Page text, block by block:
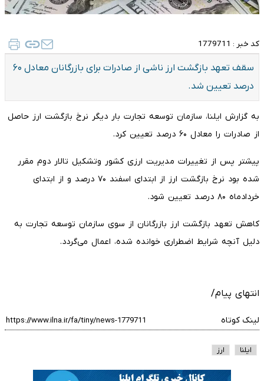
کد خبر : 1779711
سقف تعهد بازگشت ارز ناشی از صادرات برای بازرگانان معادل ۶۰
درصد تعیین شد.
به گزارش ایلنا، سازمان توسعه تجارت بار دیگر نرخ بازگشت ارز حاصل
از صادرات را معادل ۶۰ درصد تعیین کرد.
پیشتر پس از تغییرات مدیریت ارزی کشور وتشکیل تالار دوم مقرر
شده بود نرخ بازگشت ارز از ابتدای اسفند ۷۰ درصد و از ابتدای
خردادماه ۸۰ درصد تعیین شود.
کاهش تعهد بازگشت ارز بازرگانان از سوی سازمان توسعه تجارت به
دلیل آنچه شرایط اضطراری خوانده شده، اعمال می‌گردد.
انتهای پیام/
لینک کوتاه
ایلنا ارز